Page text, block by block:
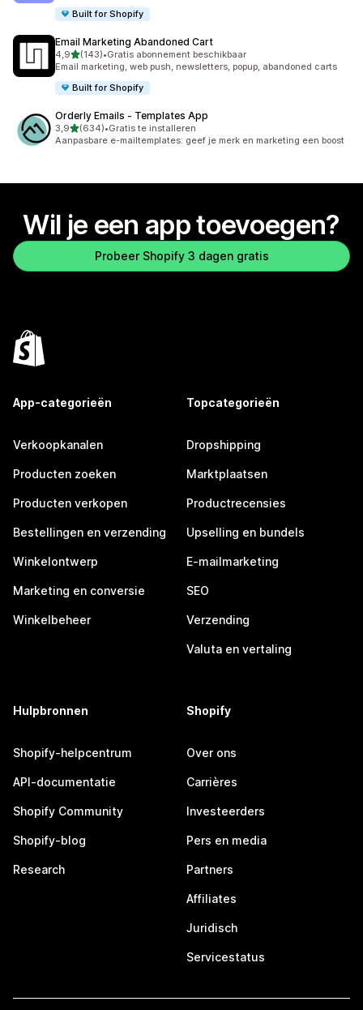
Built for Shopify
Email Marketing Abandoned Cart
4,9van 5 sterren
(143)
143 recensies in totaal
•Gratis abonnement beschikbaar
Email marketing, web push, newsletters, popup, abandoned carts
Built for Shopify
Orderly Emails ‑ Templates App
3,9van 5 sterren
(634)
634 recensies in totaal
•Gratis te installeren
Aanpasbare e-mailtemplates: geef je merk en marketing een boost
Wil je een app toevoegen?
Probeer Shopify 3 dagen gratis
App-categorieën
Verkoopkanalen
Producten zoeken
Producten verkopen
Bestellingen en verzending
Winkelontwerp
Marketing en conversie
Winkelbeheer
Topcategorieën
Dropshipping
Marktplaatsen
Productrecensies
Upselling en bundels
E-mailmarketing
SEO
Verzending
Valuta en vertaling
Hulpbronnen
Shopify-helpcentrum
API-documentatie
Shopify Community
Shopify-blog
Research
Shopify
Over ons
Carrières
Investeerders
Pers en media
Partners
Affiliates
Juridisch
Servicestatus